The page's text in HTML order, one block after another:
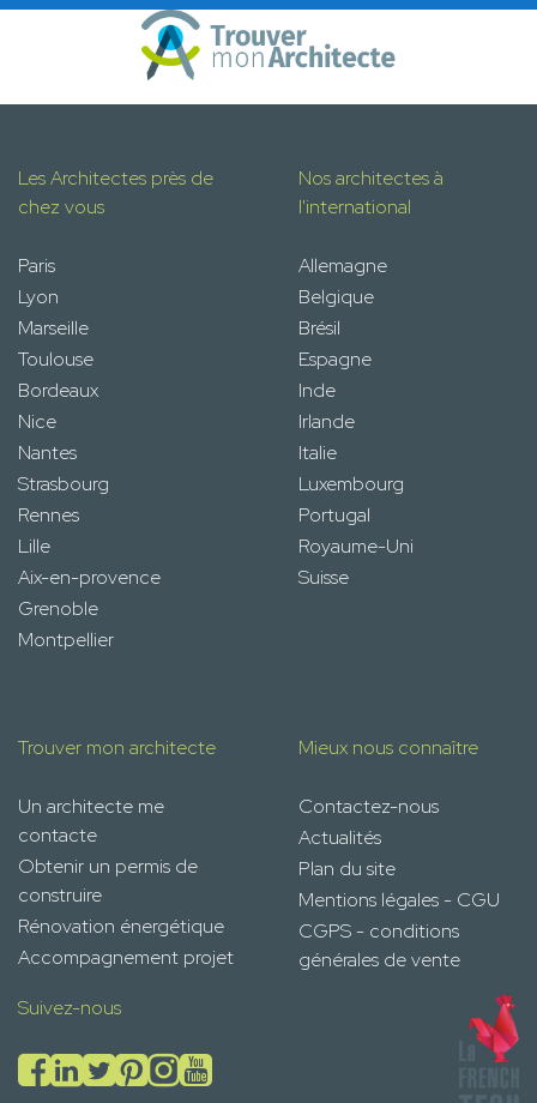
Les Architectes près de
chez vous
Paris
Lyon
Marseille
Toulouse
Bordeaux
Nice
Nantes
Strasbourg
Rennes
Lille
Aix-en-provence
Grenoble
Montpellier
Nos architectes à
l'international
Allemagne
Belgique
Brésil
Espagne
Inde
Irlande
Italie
Luxembourg
Portugal
Royaume-Uni
Suisse
Trouver mon architecte
Un architecte me
contacte
Obtenir un permis de
construire
Rénovation énergétique
Accompagnement projet
Mieux nous connaître
Contactez-nous
Actualités
Plan du site
Mentions légales - CGU
CGPS - conditions
générales de vente
Suivez-nous